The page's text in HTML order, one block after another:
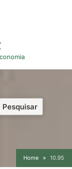
Home 10.95